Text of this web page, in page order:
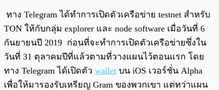
ทาง Telegram ได้ทำการเปิดตัวเครือข่าย testnet สำหรับ
TON ให้กับกลุ่ม explorer และ node software เมื่อวันที่ 6
กันยายนปี 2019 ก่อนที่จะทำการเปิดตัวเครือข่ายซึ่งใน
วันที่ 31 ตุลาคมปีที่แล้วตามที่วางแผนไว้ตอนแรก โดย
ทาง Telegram ได้เปิดตัว wallet บน iOS เวอร์ชั่น Alpha
เพื่อให้มารองรับเหรียญ Gram ของพวกเขา แต่ทว่าแผน